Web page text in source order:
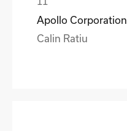
Apollo Corporation
Calin Ratiu